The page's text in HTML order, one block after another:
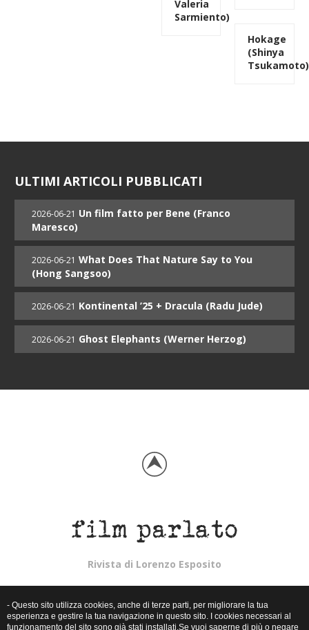
Valeria
Sarmiento)
Hokage
(Shinya
Tsukamoto)
ULTIMI ARTICOLI PUBBLICATI
2026-06-21 Un film fatto per Bene (Franco
Maresco)
2026-06-21 What Does That Nature Say to You
(Hong Sangsoo)
2026-06-21 Kontinental ’25 + Dracula (Radu Jude)
2026-06-21 Ghost Elephants (Werner Herzog)
Rivista di Lorenzo Esposito
Webmaster: Skillweb.net
- Questo sito utilizza cookies, anche di terze parti, per migliorare la tua
esperienza e gestire la tua navigazione in questo sito. I cookies necessari al
funzionamento del sito sono già stati installati.Se vuoi saperne di più o negare